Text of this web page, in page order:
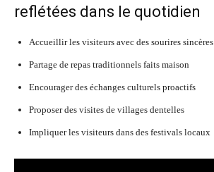
reflétées dans le quotidien
Accueillir les visiteurs avec des sourires sincères
Partage de repas traditionnels faits maison
Encourager des échanges culturels proactifs
Proposer des visites de villages dentelles
Impliquer les visiteurs dans des festivals locaux